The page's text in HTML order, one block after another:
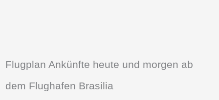
Flugplan Ankünfte heute und morgen ab
dem Flughafen Brasilia